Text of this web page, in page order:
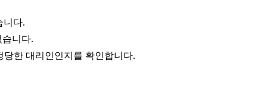
니다.
니다.
한 대리인인지를 확인합니다.